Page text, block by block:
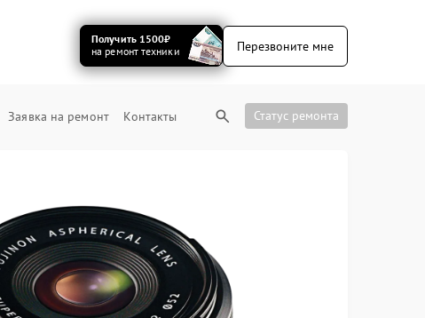
Получить 1500₽
на ремонт техники
Перезвоните мне
Заявка на ремонт Контакты Статус ремонта